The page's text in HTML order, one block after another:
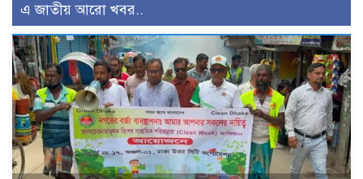
এ জাতীয় আরো খবর..